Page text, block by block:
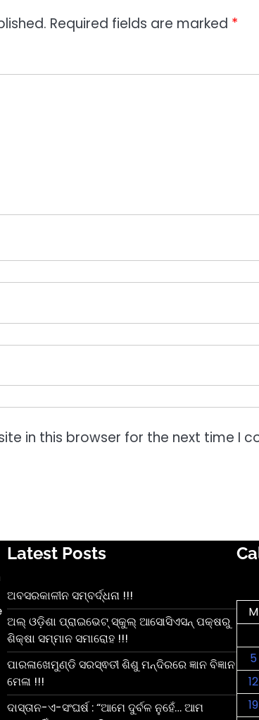
Required fields are marked *
in this browser for the next time I
Latest Posts
ଅବସରକାଳୀନ ସମ୍ବର୍ଦ୍ଧନା !!!
ଅଲ୍ ଓଡ଼ିଶା ପ୍ରାଇଭେଟ୍ ସ୍କୁଲ୍ ଆସୋସିଏସନ୍ ପକ୍ଷରୁ
ଶିକ୍ଷା ସମ୍ମାନ ସମାରୋହ !!!
ପାରଳାଖେମୁଣ୍ଡି ସରସ୍ଵତୀ ଶିଶୁ ମନ୍ଦିରରେ ଜ୍ଞାନ ବିଜ୍ଞାନ
ମେଳା !!!
ଦାସ୍ତାନ-ଏ-ସଂଘର୍ଷ : “ଆମେ ଦୁର୍ବଳ ନୁହେଁ… ଆମ
M
5
12
19